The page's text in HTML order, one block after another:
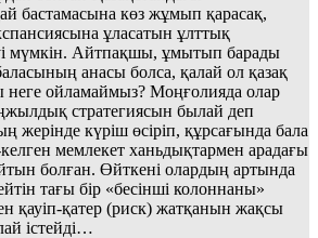
бастамасына көз жұмып қарасақ,
ұласатын ұлттық
мүмкін. Айтпақшы, ұмытып барады
анасы болса, қалай ол қазақ
ойламаймыз? Моңғолияда олар
стратегиясын былай деп
жерінде күріш өсіріп, құрсағында бала
келген мемлекет ханьдықтармен арадағы
болған. Өйткені олардың артында
тағы бір «бесінші колоннаны»
қауіп-қатер (риск) жатқанын жақсы
істейді…